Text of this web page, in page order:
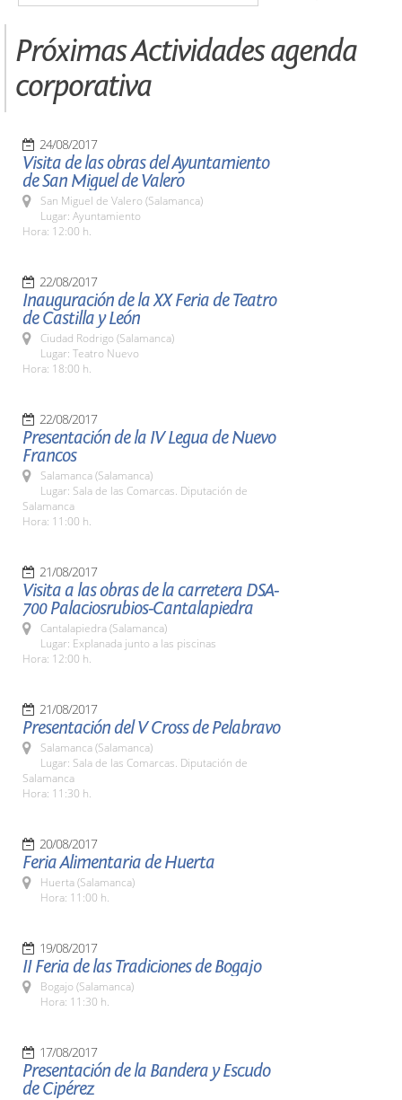
Próximas Actividades agenda
corporativa
24/08/2017
Visita de las obras del Ayuntamiento
de San Miguel de Valero
San Miguel de Valero (Salamanca)
Lugar: Ayuntamiento
Hora: 12:00 h.
22/08/2017
Inauguración de la XX Feria de Teatro
de Castilla y León
Ciudad Rodrigo (Salamanca)
Lugar: Teatro Nuevo
Hora: 18:00 h.
22/08/2017
Presentación de la IV Legua de Nuevo
Francos
Salamanca (Salamanca)
Lugar: Sala de las Comarcas. Diputación de
Salamanca
Hora: 11:00 h.
21/08/2017
Visita a las obras de la carretera DSA-
700 Palaciosrubios-Cantalapiedra
Cantalapiedra (Salamanca)
Lugar: Explanada junto a las piscinas
Hora: 12:00 h.
21/08/2017
Presentación del V Cross de Pelabravo
Salamanca (Salamanca)
Lugar: Sala de las Comarcas. Diputación de
Salamanca
Hora: 11:30 h.
20/08/2017
Feria Alimentaria de Huerta
Huerta (Salamanca)
Hora: 11:00 h.
19/08/2017
II Feria de las Tradiciones de Bogajo
Bogajo (Salamanca)
Hora: 11:30 h.
17/08/2017
Presentación de la Bandera y Escudo
de Cipérez